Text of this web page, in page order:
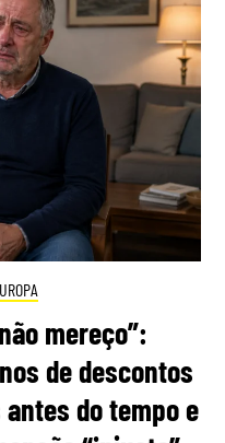
mereço”:
de descontos
do tempo e